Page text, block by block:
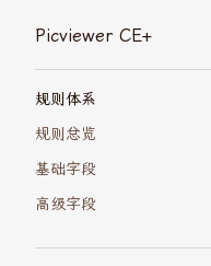
Skip to content
Picviewer CE+
规则体系
规则总览
基础字段
高级字段